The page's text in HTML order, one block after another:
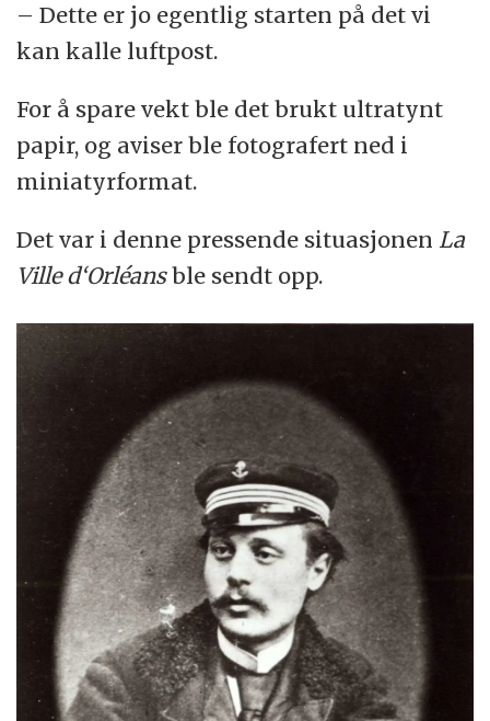
– Dette er jo egentlig starten på det vi
kan kalle luftpost.
For å spare vekt ble det brukt ultratynt
papir, og aviser ble fotografert ned i
miniatyrformat.
Det var i denne pressende situasjonen La
Ville d‘Orléansble sendt opp.